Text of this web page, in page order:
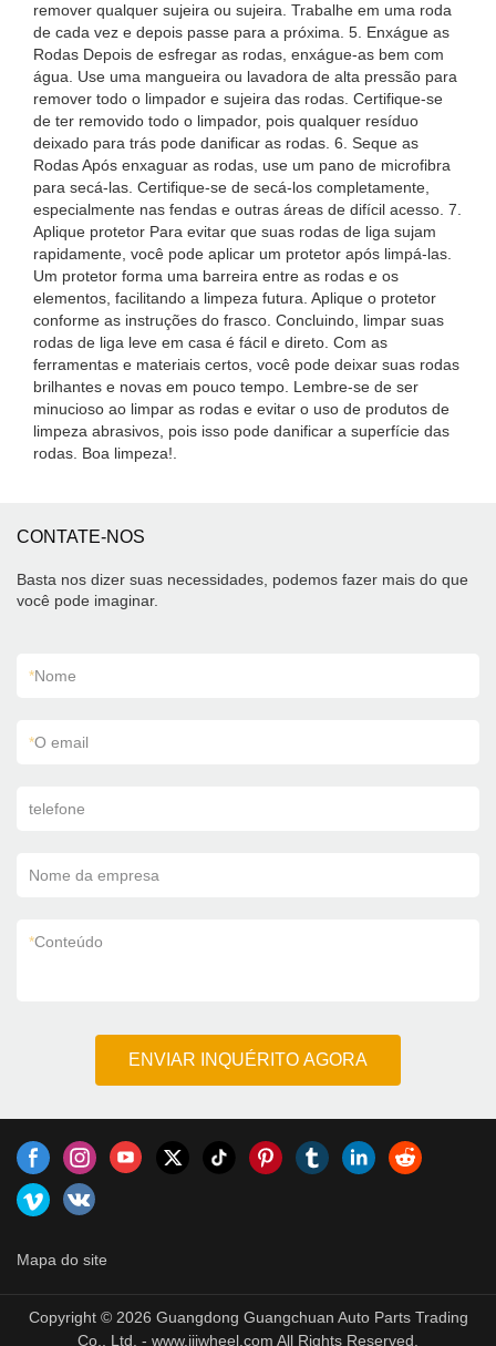
remover qualquer sujeira ou sujeira. Trabalhe em uma roda
de cada vez e depois passe para a próxima. 5. Enxágue as
Rodas Depois de esfregar as rodas, enxágue-as bem com
água. Use uma mangueira ou lavadora de alta pressão para
remover todo o limpador e sujeira das rodas. Certifique-se
de ter removido todo o limpador, pois qualquer resíduo
deixado para trás pode danificar as rodas. 6. Seque as
Rodas Após enxaguar as rodas, use um pano de microfibra
para secá-las. Certifique-se de secá-los completamente,
especialmente nas fendas e outras áreas de difícil acesso. 7.
Aplique protetor Para evitar que suas rodas de liga sujam
rapidamente, você pode aplicar um protetor após limpá-las.
Um protetor forma uma barreira entre as rodas e os
elementos, facilitando a limpeza futura. Aplique o protetor
conforme as instruções do frasco. Concluindo, limpar suas
rodas de liga leve em casa é fácil e direto. Com as
ferramentas e materiais certos, você pode deixar suas rodas
brilhantes e novas em pouco tempo. Lembre-se de ser
minucioso ao limpar as rodas e evitar o uso de produtos de
limpeza abrasivos, pois isso pode danificar a superfície das
rodas. Boa limpeza!.
CONTATE-NOS
Basta nos dizer suas necessidades, podemos fazer mais do que
você pode imaginar.
*Nome
*O email
telefone
Nome da empresa
*Conteúdo
ENVIAR INQUÉRITO AGORA
Mapa do site
Copyright © 2026 Guangdong Guangchuan Auto Parts Trading
Co., Ltd. - www.jjjwheel.com All Rights Reserved.